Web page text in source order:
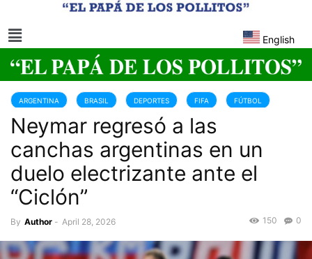
English
ARGENTINA BRASIL DEPORTES FIFA FÚTBOL
NEYMAR
Neymar regresó a las
canchas argentinas en un
duelo electrizante ante el
“Ciclón”
By Author - April 28, 2026 0
150